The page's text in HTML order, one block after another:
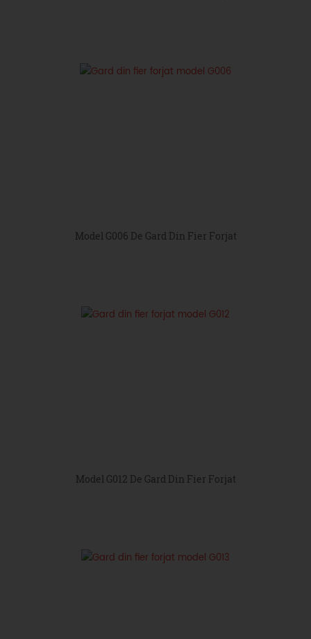
Model G006 De Gard Din Fier Forjat
Model G012 De Gard Din Fier Forjat